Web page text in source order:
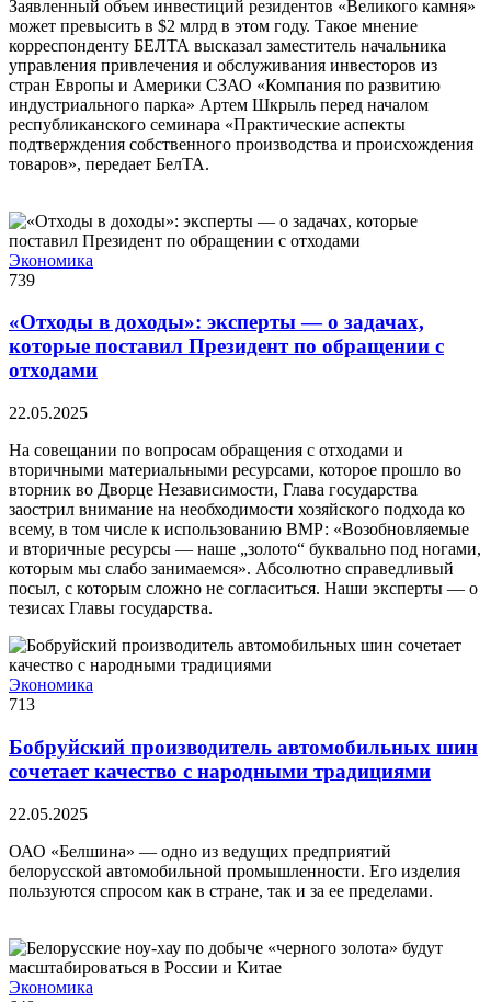
Заявленный объем инвестиций резидентов «Великого камня»
может превысить в $2 млрд в этом году. Такое мнение
корреспонденту БЕЛТА высказал заместитель начальника
управления привлечения и обслуживания инвесторов из
стран Европы и Америки СЗАО «Компания по развитию
индустриального парка» Артем Шкрыль перед началом
республиканского семинара «Практические аспекты
подтверждения собственного производства и происхождения
товаров», передает БелТА.
Экономика
739
«Отходы в доходы»: эксперты — о задачах,
которые поставил Президент по обращении с
отходами
22.05.2025
На совещании по вопросам обращения с отходами и
вторичными материальными ресурсами, которое прошло во
вторник во Дворце Независимости, Глава государства
заострил внимание на необходимости хозяйского подхода ко
всему, в том числе к использованию ВМР: «Возобновляемые
и вторичные ресурсы — наше „золото“ буквально под ногами,
которым мы слабо занимаемся». Абсолютно справедливый
посыл, с которым сложно не согласиться. Наши эксперты — о
тезисах Главы государства.
Экономика
713
Бобруйский производитель автомобильных шин
сочетает качество с народными традициями
22.05.2025
ОАО «Белшина» — одно из ведущих предприятий
белорусской автомобильной промышленности. Его изделия
пользуются спросом как в стране, так и за ее пределами.
Экономика